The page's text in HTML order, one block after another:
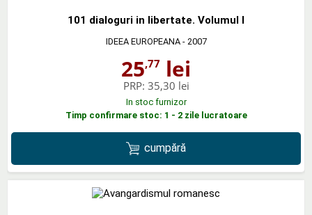
101 dialoguri in libertate. Volumul I
IDEEA EUROPEANA- 2007
25,77 lei
PRP: 35,30 lei
In stoc furnizor
Timp confirmare stoc: 1 - 2 zile lucratoare
cumpără